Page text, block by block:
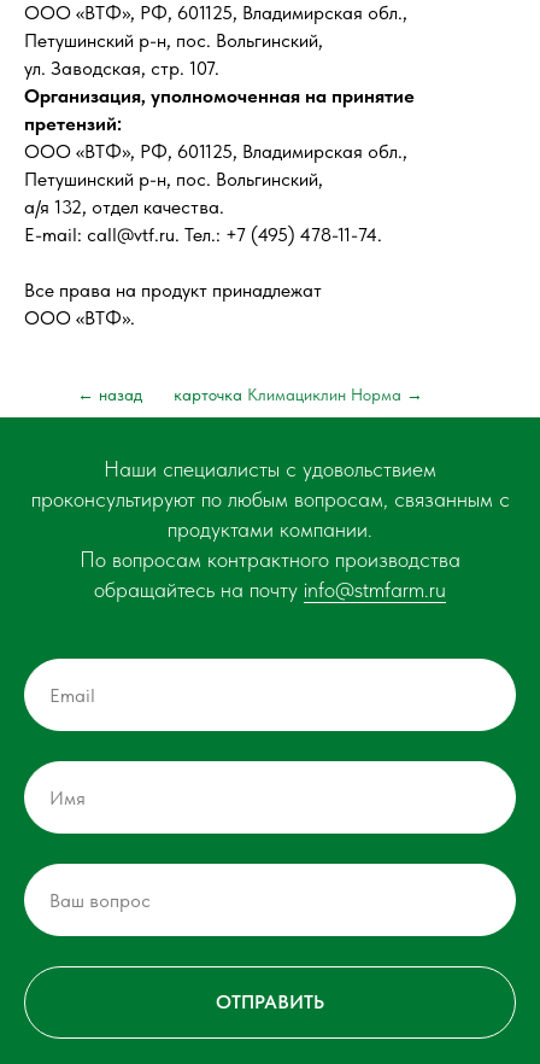
ООО «ВТФ», РФ, 601125, Владимирская обл.,
Петушинский р-н, пос. Вольгинский,
ул. Заводская, стр. 107.
Организация, уполномоченная на принятие
претензий:
ООО «ВТФ», РФ, 601125, Владимирская обл.,
Петушинский р-н, пос. Вольгинский,
а/я 132, отдел качества.
E-mail: call@vtf.ru. Тел.: +7 (495) 478-11-74.
Все права на продукт принадлежат
ООО «ВТФ».
карточка Климациклин Норма →
← назад
Наши специалисты с удовольствием
проконсультируют по любым вопросам, связанным с
продуктами компании.
По вопросам контрактного производства
обращайтесь на почту info@stmfarm.ru
ОТПРАВИТЬ